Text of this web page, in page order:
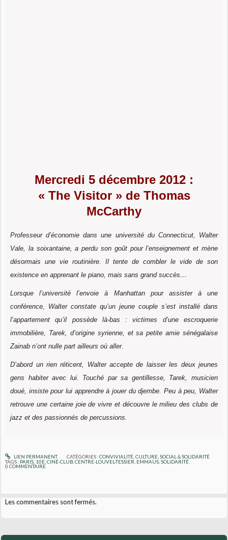
Mercredi 5 décembre 2012 :
« The Visitor » de Thomas
McCarthy
Professeur d’économie dans une université du Connecticut, Walter
Vale, la soixantaine, a perdu son goût pour l’enseignement et mène
désormais une vie routinière. Il tente de combler le vide de son
existence en apprenant le piano, mais sans grand succès…
Lorsque l’université l’envoie à Manhattan pour assister à une
conférence, Walter constate qu’un jeune couple s’est installé dans
l’appartement qu’il possède là-bas : victimes d’une escroquerie
immobilière, Tarek, d’origine syrienne, et sa petite amie sénégalaise
Zainab n’ont nulle part ailleurs où aller.
D’abord un rien réticent, Walter accepte de laisser les deux jeunes
gens habiter avec lui. Touché par sa gentillesse, Tarek, musicien
doué, insiste pour lui apprendre à jouer du djembe. Peu à peu, Walter
retrouve une certaine joie de vivre et découvre le milieu des clubs de
jazz et des passionnés de percussions.
LIEN PERMANENT CATÉGORIES :CONVIVIALITÉ, CULTURE, SOCIAL & SOLIDARITÉ
TAGS : PARIS 10E ,CINÉ-CLUB ,CENTRE-LOUVEL-TESSIER EMMAÜS ,SOLIDARITÉ
0 COMMENTAIRE
Les commentaires sont fermés.